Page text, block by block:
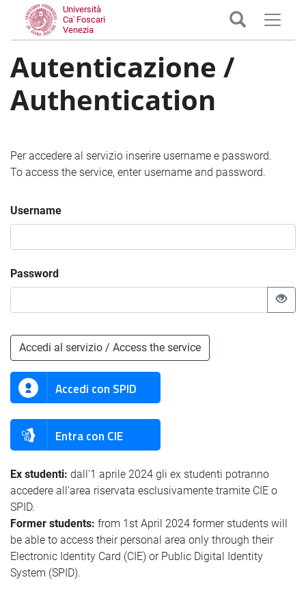
Università
Ca' Foscari
Venezia
Autenticazione /
Authentication
Per accedere al servizio inserire username e password.
To access the service, enter username and password.
Username
Password
Accedi al servizio / Access the service
Accedi con SPID
Entra con CIE
Ex studenti: dall'1 aprile 2024 gli ex studenti potranno
accedere all'area riservata esclusivamente tramite CIE o
SPID.
Former students: from 1st April 2024 former students will
be able to access their personal area only through their
Electronic Identity Card (CIE) or Public Digital Identity
System (SPID).